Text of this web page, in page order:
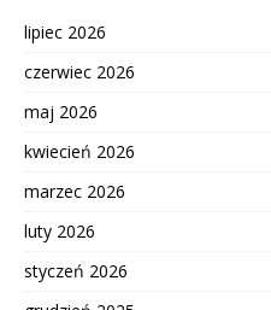
lipiec 2026
czerwiec 2026
maj 2026
kwiecień 2026
marzec 2026
luty 2026
styczeń 2026